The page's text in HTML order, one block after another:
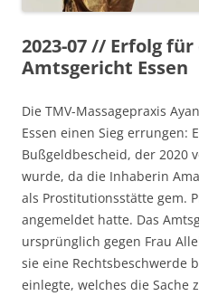
2023-07 // Erfolg
Amtsgericht Essen
Die TMV-Massagepraxis
Essen einen Sieg errungen:
Bußgeldbescheid, der 2020
wurde, da die Inhaberin
als Prostitutionsstätte gem.
angemeldet hatte. Das
ursprünglich gegen Frau
sie eine Rechtsbeschwerde
einlegte, welches die Sache